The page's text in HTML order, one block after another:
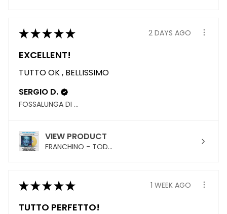
★★★★★ 2 DAYS AGO
EXCELLENT!
TUTTO OK , BELLISSIMO
SERGIO D.
FOSSALUNGA DI VEDELAGO, TREVISO
VIEW PRODUCT
FRANCHINO - TOD...
★★★★★ 1 WEEK AGO
TUTTO PERFETTO!